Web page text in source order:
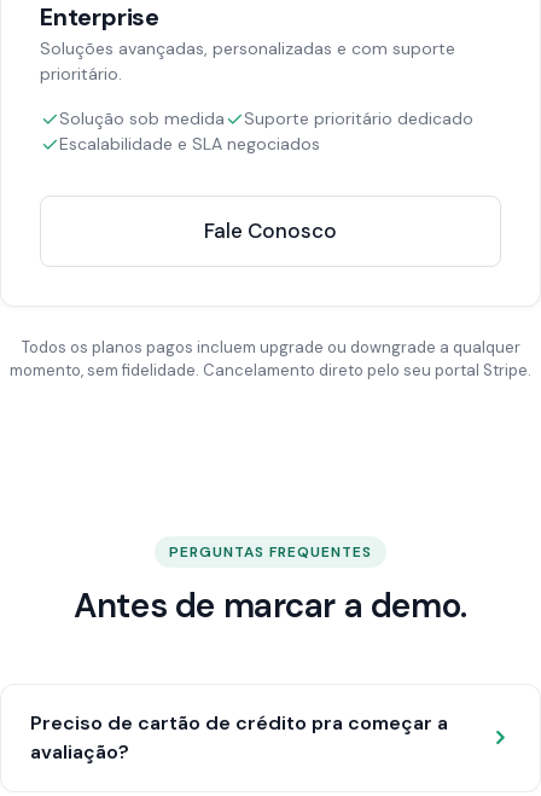
Enterprise
Soluções avançadas, personalizadas e com suporte
prioritário.
Solução sob medida
Suporte prioritário dedicado
Escalabilidade e SLA negociados
Fale Conosco
Todos os planos pagos incluem upgrade ou downgrade a qualquer
momento, sem fidelidade. Cancelamento direto pelo seu portal Stripe.
PERGUNTAS FREQUENTES
Antes de marcar a demo.
Preciso de cartão de crédito pra começar a
avaliação?